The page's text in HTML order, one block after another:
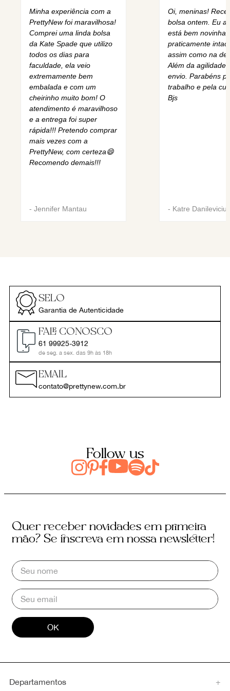
Minha experiência com a
PrettyNew foi maravilhosa!
Comprei uma linda bolsa
da Kate Spade que utilizo
todos os dias para
faculdade, ela veio
extremamente bem
embalada e com um
cheirinho muito bom! O
atendimento é maravilhoso
e a entrega foi super
rápida!!! Pretendo comprar
mais vezes com a
PrettyNew, com certeza😄
Recomendo demais!!!
- Jennifer Mantau
Oi, meninas!
bolsa ontem. Eu
está bem novinha,
praticamente
assim como na
Além da agilidade
envio. Parabéns
trabalho e pela
Bjs
- Katre Danilevicius
SELO
Garantia de Autenticidade
FALE CONOSCO
61 99925-3912
de seg. a sex. das 9h às 18h
EMAIL
contato@prettynew.com.br
Follow us
Quer receber novidades em primeira
mão? Se inscreva em nossa newsletter!
OK
Departamentos +